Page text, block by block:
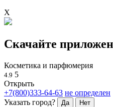
X
Скачайте
Косметика и парфюмерия
4.9 5
Открыть
+7(800)333-64-63 не определен
Указать город?
Да Нет